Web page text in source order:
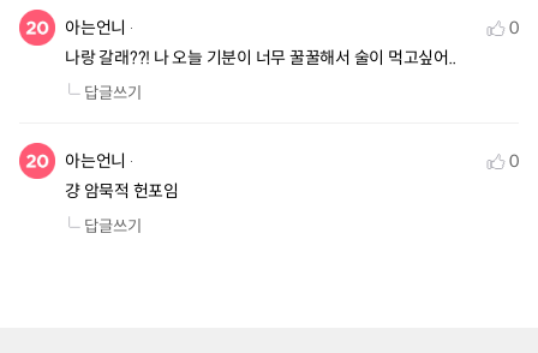
아는언니
0
나랑 갈래??! 나 오늘 기분이 너무 꿀꿀해서 술이 먹고싶어..
답글쓰기
아는언니
0
걍 암묵적 헌포임
답글쓰기